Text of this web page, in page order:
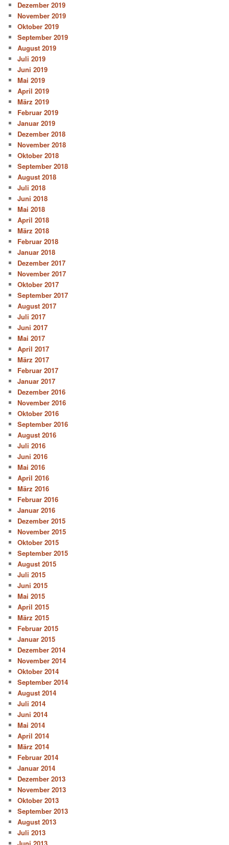
Dezember 2019
November 2019
Oktober 2019
September 2019
August 2019
Juli 2019
Juni 2019
Mai 2019
April 2019
März 2019
Februar 2019
Januar 2019
Dezember 2018
November 2018
Oktober 2018
September 2018
August 2018
Juli 2018
Juni 2018
Mai 2018
April 2018
März 2018
Februar 2018
Januar 2018
Dezember 2017
November 2017
Oktober 2017
September 2017
August 2017
Juli 2017
Juni 2017
Mai 2017
April 2017
März 2017
Februar 2017
Januar 2017
Dezember 2016
November 2016
Oktober 2016
September 2016
August 2016
Juli 2016
Juni 2016
Mai 2016
April 2016
März 2016
Februar 2016
Januar 2016
Dezember 2015
November 2015
Oktober 2015
September 2015
August 2015
Juli 2015
Juni 2015
Mai 2015
April 2015
März 2015
Februar 2015
Januar 2015
Dezember 2014
November 2014
Oktober 2014
September 2014
August 2014
Juli 2014
Juni 2014
Mai 2014
April 2014
März 2014
Februar 2014
Januar 2014
Dezember 2013
November 2013
Oktober 2013
September 2013
August 2013
Juli 2013